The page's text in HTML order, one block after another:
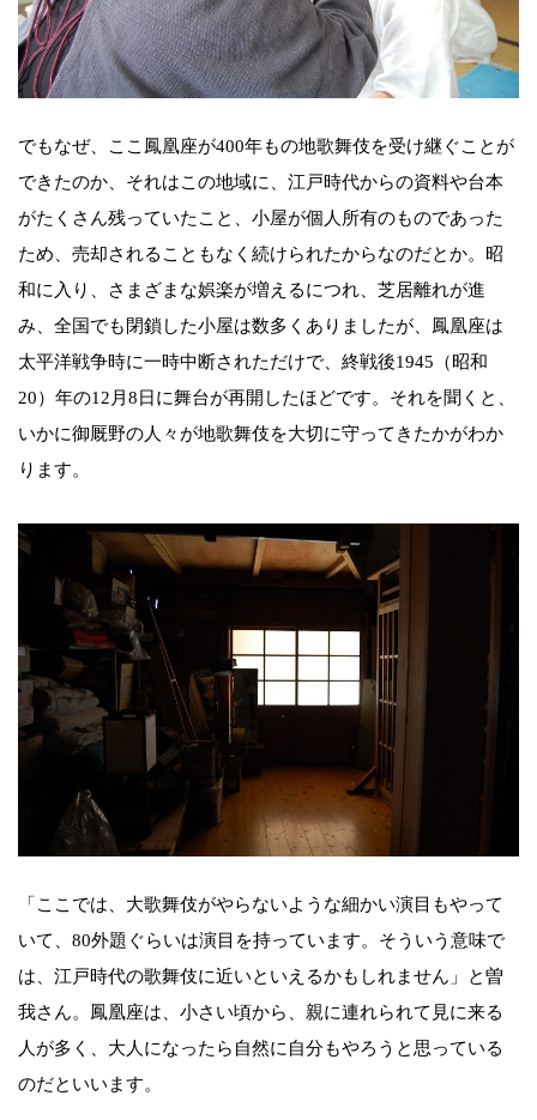
でもなぜ、ここ鳳凰座が400年もの地歌舞伎を受け継ぐことが
できたのか、それはこの地域に、江戸時代からの資料や台本
がたくさん残っていたこと、小屋が個人所有のものであった
ため、売却されることもなく続けられたからなのだとか。昭
和に入り、さまざまな娯楽が増えるにつれ、芝居離れが進
み、全国でも閉鎖した小屋は数多くありましたが、鳳凰座は
太平洋戦争時に一時中断されただけで、終戦後1945（昭和
20）年の12月8日に舞台が再開したほどです。それを聞くと、
いかに御厩野の人々が地歌舞伎を大切に守ってきたかがわか
ります。
「ここでは、大歌舞伎がやらないような細かい演目もやって
いて、80外題ぐらいは演目を持っています。そういう意味で
は、江戸時代の歌舞伎に近いといえるかもしれません」と曽
我さん。鳳凰座は、小さい頃から、親に連れられて見に来る
人が多く、大人になったら自然に自分もやろうと思っている
のだといいます。